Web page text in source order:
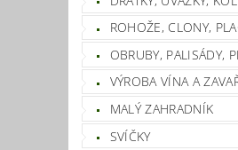
ROHOŽE, CLONY,
OBRUBY, PALISÁDY,
VÝROBA VÍNA A
MALÝ ZAHRADNÍK
SVÍČKY